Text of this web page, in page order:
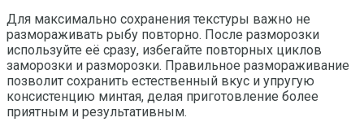
Для максимально сохранения текстуры важно не
размораживать рыбу повторно. После разморозки
используйте её сразу, избегайте повторных циклов
заморозки и разморозки. Правильное размораживание
позволит сохранить естественный вкус и упругую
консистенцию минтая, делая приготовление более
приятным и результативным.